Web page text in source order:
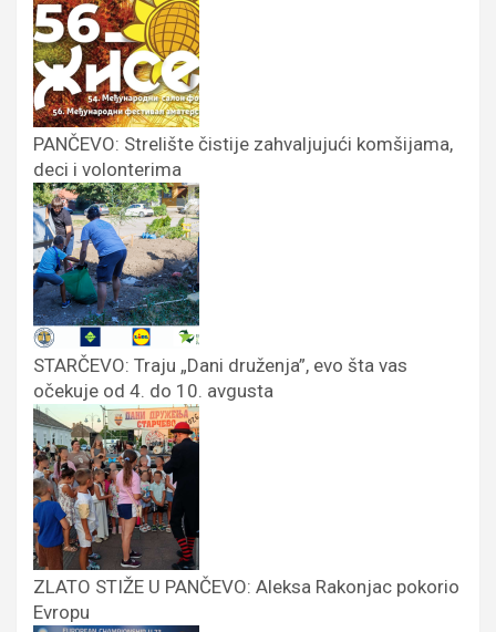
PANČEVO: Strelište čistije zahvaljujući komšijama,
deci i volonterima
STARČEVO: Traju „Dani druženja”, evo šta vas
očekuje od 4. do 10. avgusta
ZLATO STIŽE U PANČEVO: Aleksa Rakonjac pokorio
Evropu